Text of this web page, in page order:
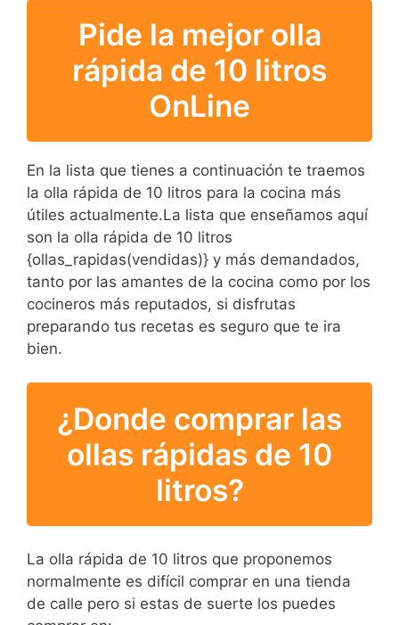
Pide la mejor olla
rápida de 10 litros
OnLine
En la lista que tienes a continuación te traemos
la olla rápida de 10 litros para la cocina más
útiles actualmente.La lista que enseñamos aquí
son la olla rápida de 10 litros
{ollas_rapidas(vendidas)} y más demandados,
tanto por las amantes de la cocina como por los
cocineros más reputados, si disfrutas
preparando tus recetas es seguro que te ira
bien.
¿Donde comprar las
ollas rápidas de 10
litros?
La olla rápida de 10 litros que proponemos
normalmente es difícil comprar en una tienda
de calle pero si estas de suerte los puedes